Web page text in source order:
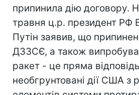
припинила дію договору.
травня ц.р. президент РФ
Путін заявив, що
ДЗЗСЄ, а також
ракет - це пряма
необгрунтовані дії США з